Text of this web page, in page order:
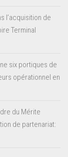
l’acquisition de
Terminal
six portiques de
opérationnel en
du Mérite
de partenariat: